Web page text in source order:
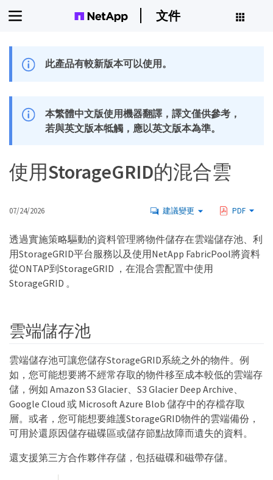
文件
此產品有較新版本可以使用。
本繁體中文版使用機器翻譯，譯文僅供參考，
若與英文版本牴觸，應以英文版本為準。
使用StorageGRID的混合雲
07/24/2026 建議變更 PDF
透過實施策略驅動的資料管理將物件儲存在雲端儲存池、利
用StorageGRID平台服務以及使用NetApp FabricPool將資料
從ONTAP到StorageGRID ，在混合雲配置中使用
StorageGRID 。
雲端儲存池
雲端儲存池可讓您儲存StorageGRID系統之外的物件。例
如，您可能想要將不經常存取的物件移至成本較低的雲端存
儲，例如 Amazon S3 Glacier、S3 Glacier Deep Archive、
Google Cloud 或 Microsoft Azure Blob 儲存中的存檔存取
層。或者，您可能想要維護StorageGRID物件的雲端備份，
可用於還原因儲存磁碟區或儲存節點故障而遺失的資料。
還支援第三方合作夥伴存儲，包括磁碟和磁帶存儲。